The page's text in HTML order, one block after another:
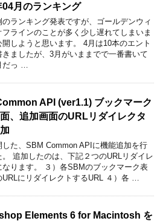
04月のランキング
のランキング発表ですが、ゴールデンウィ
フラインのことが多く少し遅れてしまいま
開しようと思います。 4月は10本のエント
きましたが、3月がいままでで一番書いて
だっ …
API (ver1.1) ブックマーク
、追加画面のURLリダイレクタ
した、SBM Common APIに機能追加を行
。 追加したのは、下記２つのURLリダイレ
なります。 ３）各SBMのブックマーク表
URLにリダイレクトするURL ４）各 …
Elements 6 for Macintosh を